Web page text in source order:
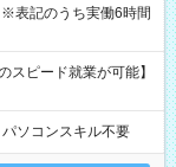
スピード就業が可能】
パソコンスキル不要